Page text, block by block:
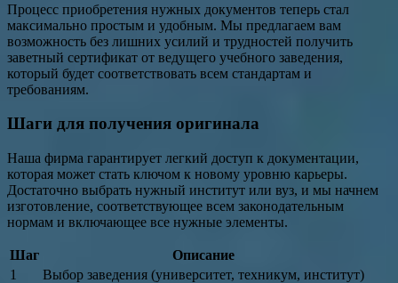
Процесс приобретения нужных документов теперь стал
максимально простым и удобным. Мы предлагаем вам
возможность без лишних усилий и трудностей получить
заветный сертификат от ведущего учебного заведения,
который будет соответствовать всем стандартам и
требованиям.
Шаги для получения оригинала
Наша фирма гарантирует легкий доступ к документации,
которая может стать ключом к новому уровню карьеры.
Достаточно выбрать нужный институт или вуз, и мы начнем
изготовление, соответствующее всем законодательным
нормам и включающее все нужные элементы.
Шаг
Описание
1
Выбор заведения (университет, техникум, институт)